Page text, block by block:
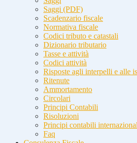
Saggi (PDF)
Scadenzario fiscale
Normativa fiscale
Codici tributo e catastali
Dizionario tributario
Tasse e attività
Codici attività
Risposte agli interpelli e alle
Ritenute
Ammortamento
Circolari
Principi Contabili
Risoluzioni
Principi contabili
Faq